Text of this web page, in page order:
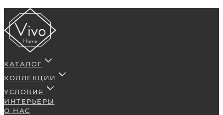
КАТАЛОГ
КОЛЛЕКЦИИ
УСЛОВИЯ
ИНТЕРЬЕРЫ
О НАС